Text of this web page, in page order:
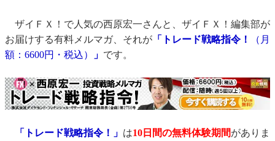
ザイＦＸ！で人気の西原宏一さんと、ザイＦＸ！編集部が
お届けする有料メルマガ、それが 「トレード戦略指令！
（月
額：6600円・税込）
」 です。
「トレード戦略指令！」 は10日間の無料体験期間がありま